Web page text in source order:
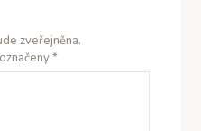
zveřejněna.
*